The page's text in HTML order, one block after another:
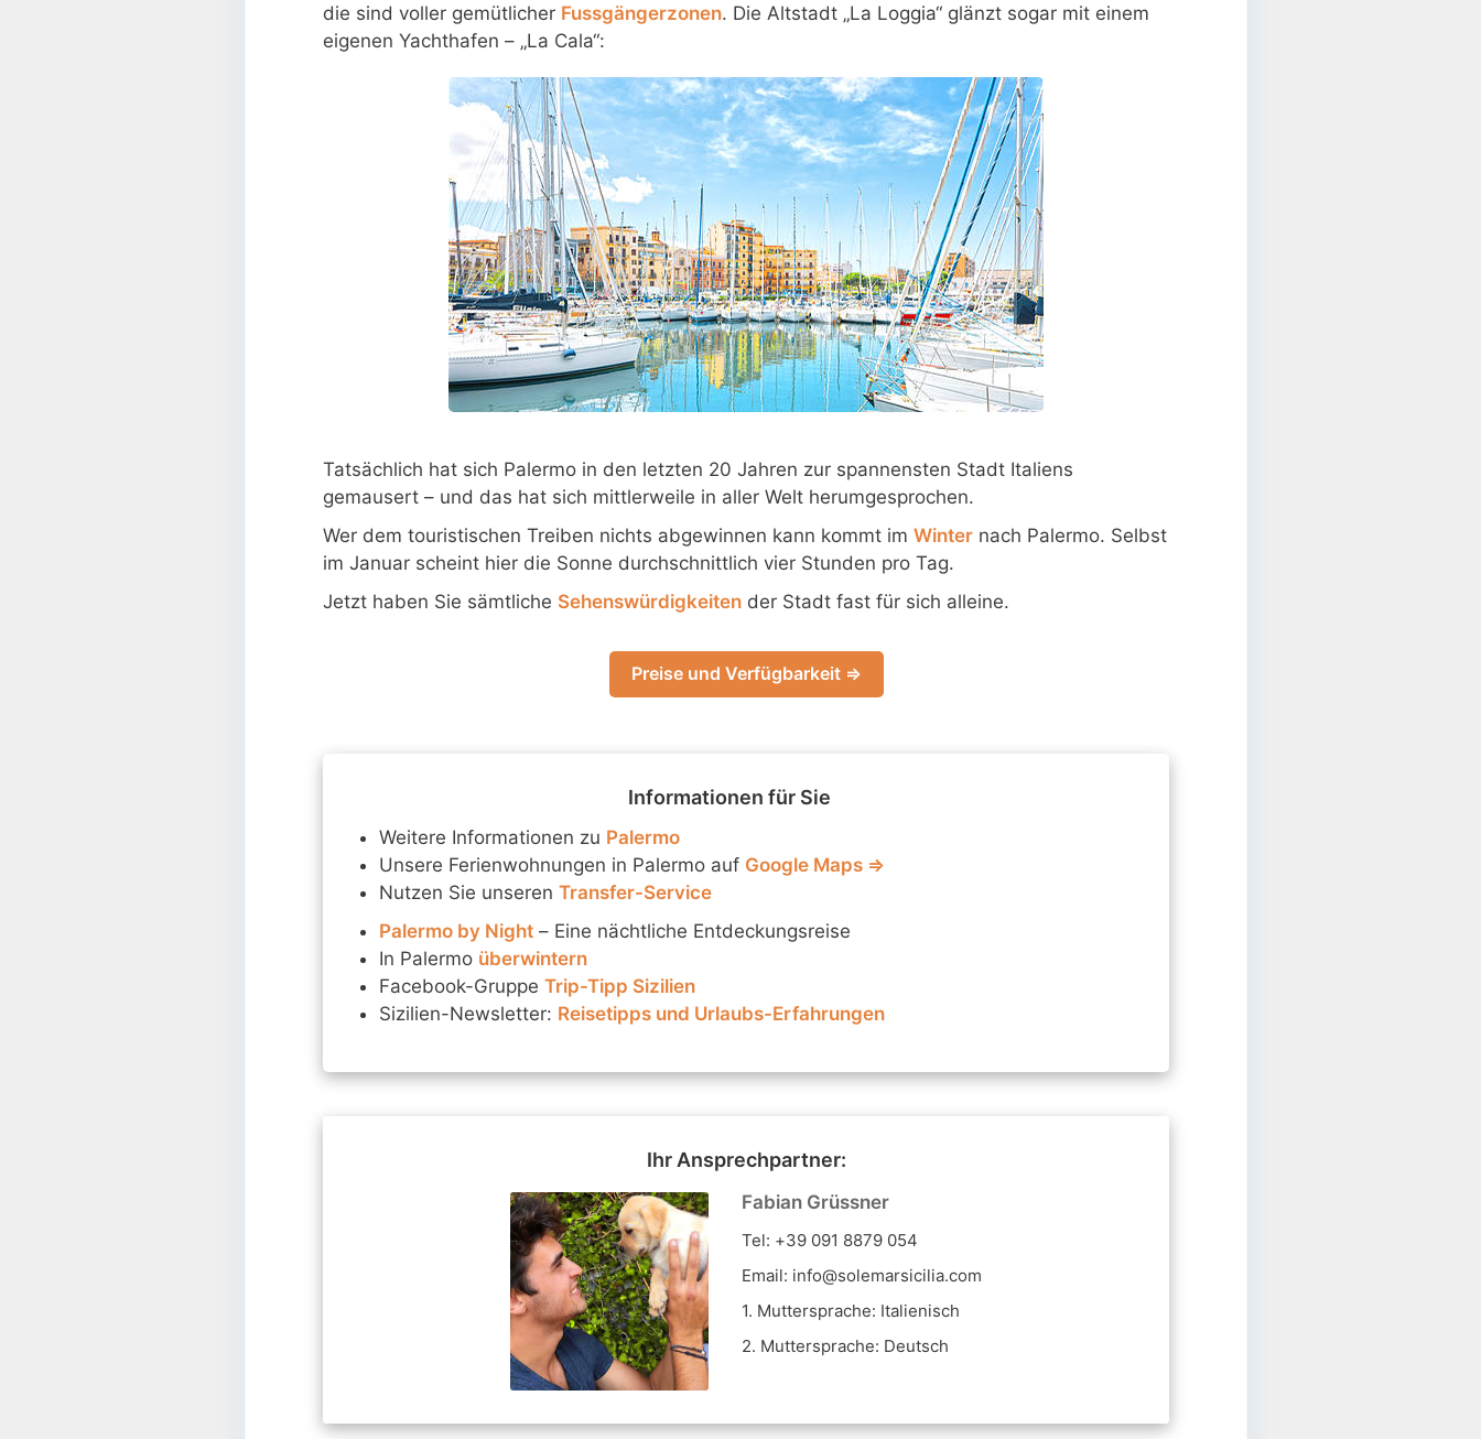
die sind voller gemütlicher Fussgängerzonen. Die Altstadt „La Loggia“ glänzt sogar mit einem
eigenen Yachthafen – „La Cala“:
Tatsächlich hat sich Palermo in den letzten 20 Jahren zur spannensten Stadt Italiens
gemausert – und das hat sich mittlerweile in aller Welt herumgesprochen.
Wer dem touristischen Treiben nichts abgewinnen kann kommt im Winter nach Palermo. Selbst
im Januar scheint hier die Sonne durchschnittlich vier Stunden pro Tag.
Jetzt haben Sie sämtliche Sehenswürdigkeiten der Stadt fast für sich alleine.
Preise und Verfügbarkeit ⇒
Informationen für Sie
Weitere Informationen zu Palermo
Unsere Ferienwohnungen in Palermo auf Google Maps ⇒
Nutzen Sie unseren Transfer-Service
Palermo by Night – Eine nächtliche Entdeckungsreise
In Palermo überwintern
Facebook-Gruppe Trip-Tipp Sizilien
Sizilien-Newsletter: Reisetipps und Urlaubs-Erfahrungen
Ihr Ansprechpartner:
Fabian Grüssner
Tel: +39 091 8879 054
Email: info@solemarsicilia.com
1. Muttersprache: Italienisch
2. Muttersprache: Deutsch